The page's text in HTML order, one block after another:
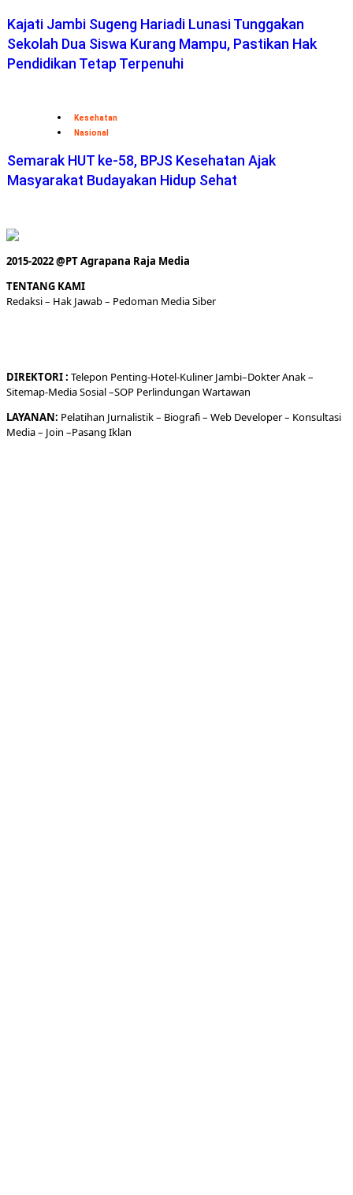
Kajati Jambi Sugeng Hariadi Lunasi Tunggakan
Sekolah Dua Siswa Kurang Mampu, Pastikan Hak
Pendidikan Tetap Terpenuhi
Kesehatan
Nasional
Semarak HUT ke-58, BPJS Kesehatan Ajak
Masyarakat Budayakan Hidup Sehat
2015-2022 @PT Agrapana Raja Media
TENTANG KAMI
Redaksi– Hak Jawab – Pedoman Media Siber
DIREKTORI: Telepon Penting-Hotel-KulinerJambi–DokterAnak –
Sitemap-Media Sosial –SOP Perlindungan Wartawan
LAYANAN: Pelatihan Jurnalistik – Biografi– Web Developer– Konsultasi
Media– Join –Pasang Iklan